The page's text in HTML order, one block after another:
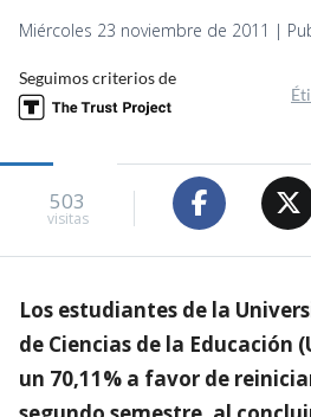
Miércoles 23 noviembre de 2011 |
Seguimos criterios de
503
visitas
Los estudiantes de la
de Ciencias de la Educación
un 70,11% a favor de